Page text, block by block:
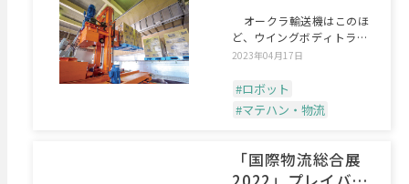
オークラ輸送機はこのほ
ど、ウイングボディトラッ
クへの荷積みパレットの自
2023年04月17日
#ロボット
#マテハン・物流
「国際物流総合展